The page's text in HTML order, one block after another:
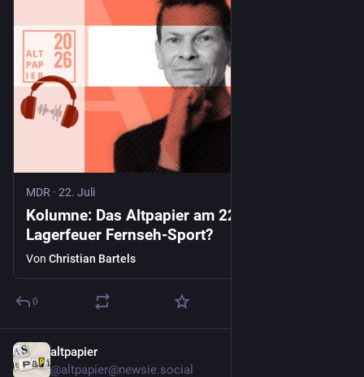
MDR · 22. Juli
Kolumne: Das Altpapier am 22. Juli 2026 –
Lagerfeuer Fernseh-Sport?
Von Christian Bartels
0
altpapier
@altpapier@newsie.social